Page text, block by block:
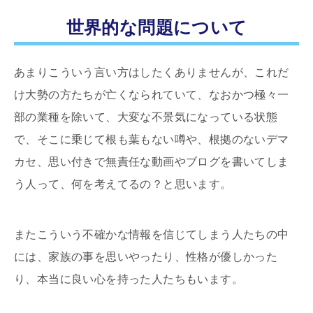
世界的な問題について
あまりこういう言い方はしたくありませんが、これだ
け大勢の方たちが亡くなられていて、なおかつ極々一
部の業種を除いて、大変な不景気になっている状態
で、そこに乗じて根も葉もない噂や、根拠のないデマ
カセ、思い付きで無責任な動画やブログを書いてしま
う人って、何を考えてるの？と思います。
またこういう不確かな情報を信じてしまう人たちの中
には、家族の事を思いやったり、性格が優しかった
り、本当に良い心を持った人たちもいます。